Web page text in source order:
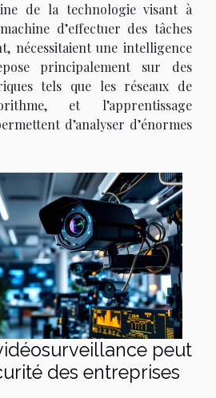
de la technologie visant à
d’effectuer des tâches
nécessitaient une intelligence
principalement sur des
tels que les réseaux de
et l’apprentissage
d’analyser d’énormes
peut
des entreprises